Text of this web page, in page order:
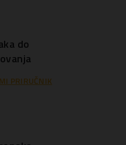
do
PRIRUČNIK